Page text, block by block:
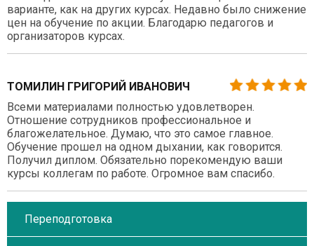
варианте, как на других курсах. Недавно было снижение
цен на обучение по акции. Благодарю педагогов и
организаторов курсах.
ТОМИЛИН ГРИГОРИЙ ИВАНОВИЧ
Всеми материалами полностью удовлетворен.
Отношение сотрудников профессиональное и
благожелательное. Думаю, что это самое главное.
Обучение прошел на одном дыхании, как говорится.
Получил диплом. Обязательно порекомендую ваши
курсы коллегам по работе. Огромное вам спасибо.
Переподготовка